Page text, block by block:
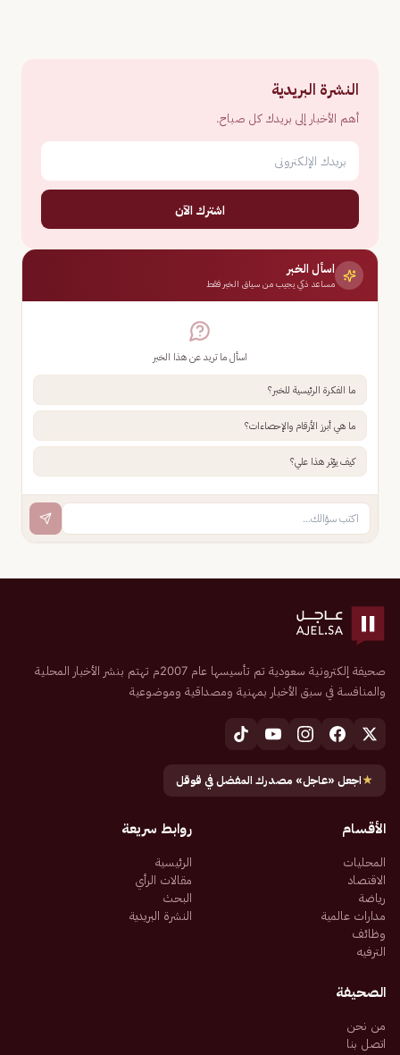
النشرة البريدية
أهم الأخبار إلى بريدك كل صباح.
اشترك الآن
اسأل الخبر
مساعد ذكي يجيب من سياق الخبر فقط
اسأل ما تريد عن هذا الخبر
ما الفكرة الرئيسية للخبر؟
ما هي أبرز الأرقام والإحصاءات؟
كيف يؤثر هذا علي؟
صحيفة إلكترونية سعودية تم تأسيسها عام 2007م تهتم بنشر الأخبار المحلية
والمنافسة في سبق الأخبار بمهنية ومصداقية وموضوعية
★اجعل «عاجل» مصدرك المفضل في قوقل
الأقسام
المحليات
الاقتصاد
رياضة
مدارات عالمية
وظائف
الترفيه
روابط سريعة
الرئيسية
مقالات الرأي
البحث
النشرة البريدية
الصحيفة
من نحن
اتصل بنا